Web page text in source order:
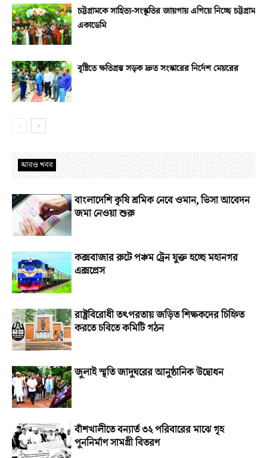
চট্টগ্রামকে সাহিত্য-সংস্কৃতির জায়গায় এগিয়ে নিচ্ছে চট্টগ্রাম
একাডেমি
বৃষ্টিতে ক্ষতিগ্রস্ত সড়ক দ্রুত সংস্কারের নির্দেশ মেয়রের
আরও খবর
বাংলাদেশি কৃষি শ্রমিক নেবে ওমান, ভিসা আবেদন
জমা নেওয়া শুরু
কক্সবাজার রুটে পঞ্চম ট্রেন যুক্ত হচ্ছে মহানগর
এক্সপ্রেস
রাষ্ট্রবিরোধী তৎপরতায় জড়িত শিক্ষকদের চিহ্নিত
করতে চবিতে কমিটি গঠন
জুলাই স্মৃতি জাদুঘরের আনুষ্ঠানিক উদ্বোধন
বাঁশখালীতে বন্যার্ত ৩২ পরিবারের মাঝে গৃহ
পুননির্মাণ সামগ্রী বিতরণ